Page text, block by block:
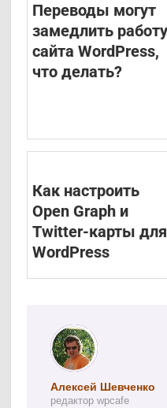
Переводы могут
замедлить работу
сайта WordPress,
что делать?
Как настроить
Open Graph и
Twitter-карты для
WordPress
Алексей Шевченко
редактор wpcafe